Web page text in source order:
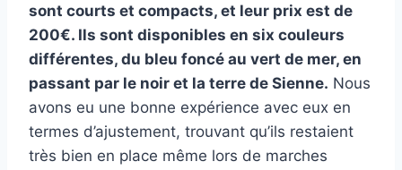
sont courts et compacts, et leur prix est de
200€. Ils sont disponibles en six couleurs
différentes, du bleu foncé au vert de mer, en
passant par le noir et la terre de Sienne. Nous
avons eu une bonne expérience avec eux en
termes d’ajustement, trouvant qu’ils restaient
très bien en place même lors de marches